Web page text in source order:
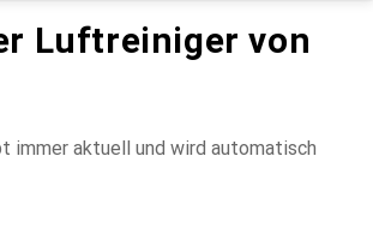
Luftreiniger von
immer aktuell und wird automatisch